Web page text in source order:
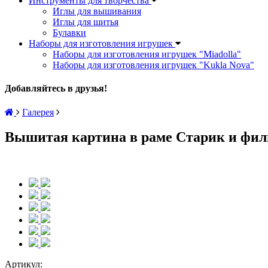
Иглы для вышивания
Иглы для шитья
Булавки
Наборы для изготовления игрушек
Наборы для изготовления игрушек "Miadolla"
Наборы для изготовления игрушек "Kukla Nova"
Добавляйтесь в друзья!
Галерея
Вышитая картина в раме Старик и
Артикул: